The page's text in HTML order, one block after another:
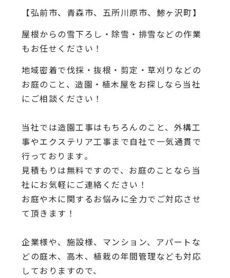
【弘前市、青森市、五所川原市、鯵ヶ沢町】
屋根からの雪下ろし・除雪・排雪などの作業
もお任せください！
地域密着で伐採・抜根・剪定・草刈りなどの
お庭のこと、造園・ 植木屋をお探しなら当社
にご相談ください！
当社では造園工事はもちろんのこと、 外構工
事やエクステリア工事まで自社で一気通貫で
行っております。
見積もりは無料ですので、 お庭のことなら当
社にお気軽にご連絡ください！
お庭や木に関するお悩みに全力でご対応させ
て頂きます！
企業様や、施設様、マンション、アパートな
どの庭木、高木、植栽の年間管理なども対応
しておりますので、